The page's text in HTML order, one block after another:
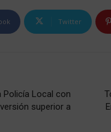
Twitter
Policía Local con
superior a